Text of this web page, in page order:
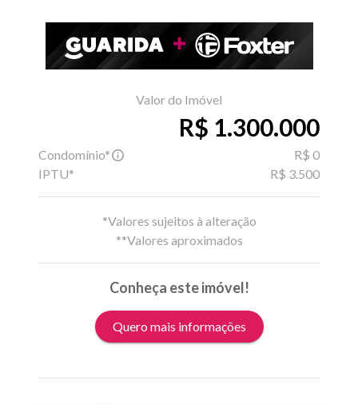
Valor do Imóvel
R$ 1.300.000
Condomínio*
R$ 0
IPTU*
R$ 3.500
*Valores sujeitos à alteração
**Valores aproximados
Conheça este imóvel!
Quero mais informações